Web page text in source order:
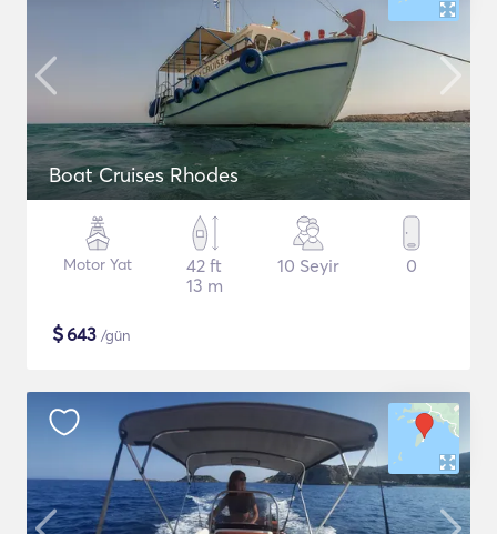
Boat Cruises Rhodes
Motor Yat
42 ft
13 m
10 Seyir 0
$643 /gün